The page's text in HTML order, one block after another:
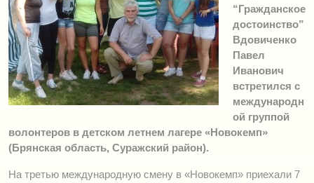
“Гражданское
достоинство”
Вдовиченко
Павел
Иванович
встретился с
международн
ой группой
волонтеров в детском летнем лагере «Новокемп»
(Брянская область, Суражский район).
На третью международную смену в «Новокемп» приехали 7